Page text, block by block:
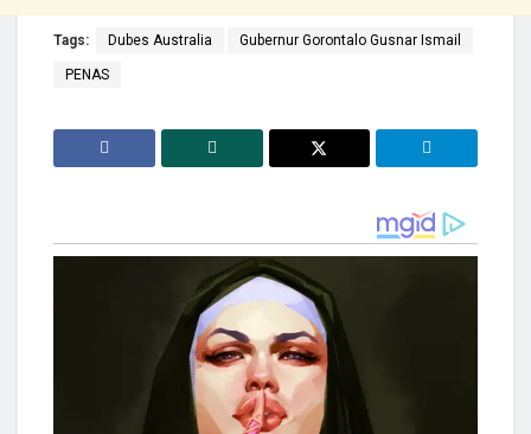
Tags: Dubes Australia Gubernur Gorontalo Gusnar Ismail
PENAS